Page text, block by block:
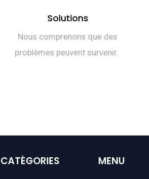
Solutions
Nous comprenons que des
problèmes peuvent survenir.
CATÉGORIES MENU